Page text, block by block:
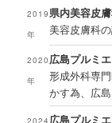
2019
年
県内美容皮
美容皮膚科
2020
年
広島プルミ
形成外科専
かす為、広
2024 広島プルミ